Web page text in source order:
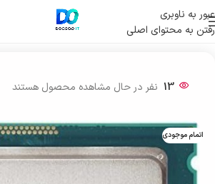
عبور به ناوبری
رفتن به محتوای اصلی
خانه/ قطعات کامپیوتر
13 نفر در حال مشاهده محصول هستند
اتمام موجودی